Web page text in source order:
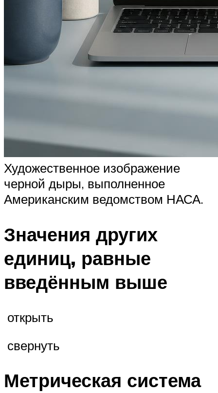
Художественное изображение
черной дыры, выполненное
Американским ведомством НАСА.
Значения других
единиц, равные
введённым выше
открыть
свернуть
Метрическая система